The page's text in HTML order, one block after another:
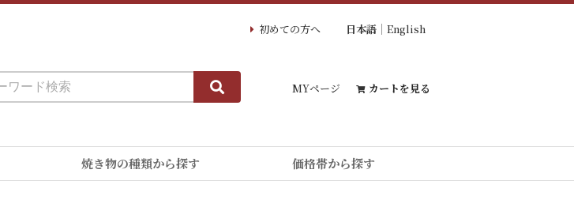
初めての方へ 日本語 English
MYページ カートを見る
焼き物の種類から探す 価格帯から探す